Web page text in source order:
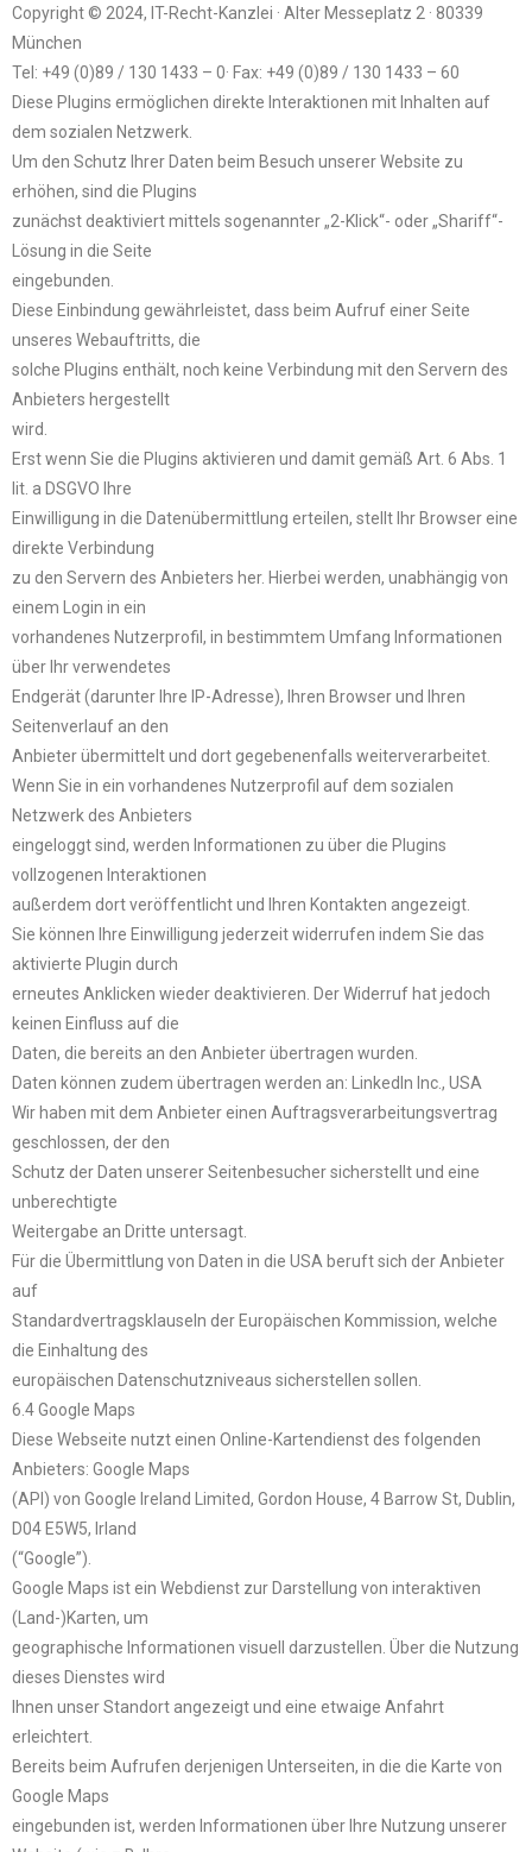
Copyright © 2024, IT-Recht-Kanzlei · Alter Messeplatz 2 · 80339
München
Tel: +49 (0)89 / 130 1433 – 0· Fax: +49 (0)89 / 130 1433 – 60
Diese Plugins ermöglichen direkte Interaktionen mit Inhalten auf
dem sozialen Netzwerk.
Um den Schutz Ihrer Daten beim Besuch unserer Website zu
erhöhen, sind die Plugins
zunächst deaktiviert mittels sogenannter „2-Klick“- oder „Shariff“-
Lösung in die Seite
eingebunden.
Diese Einbindung gewährleistet, dass beim Aufruf einer Seite
unseres Webauftritts, die
solche Plugins enthält, noch keine Verbindung mit den Servern des
Anbieters hergestellt
wird.
Erst wenn Sie die Plugins aktivieren und damit gemäß Art. 6 Abs. 1
lit. a DSGVO Ihre
Einwilligung in die Datenübermittlung erteilen, stellt Ihr Browser eine
direkte Verbindung
zu den Servern des Anbieters her. Hierbei werden, unabhängig von
einem Login in ein
vorhandenes Nutzerprofil, in bestimmtem Umfang Informationen
über Ihr verwendetes
Endgerät (darunter Ihre IP-Adresse), Ihren Browser und Ihren
Seitenverlauf an den
Anbieter übermittelt und dort gegebenenfalls weiterverarbeitet.
Wenn Sie in ein vorhandenes Nutzerprofil auf dem sozialen
Netzwerk des Anbieters
eingeloggt sind, werden Informationen zu über die Plugins
vollzogenen Interaktionen
außerdem dort veröffentlicht und Ihren Kontakten angezeigt.
Sie können Ihre Einwilligung jederzeit widerrufen indem Sie das
aktivierte Plugin durch
erneutes Anklicken wieder deaktivieren. Der Widerruf hat jedoch
keinen Einfluss auf die
Daten, die bereits an den Anbieter übertragen wurden.
Daten können zudem übertragen werden an: LinkedIn Inc., USA
Wir haben mit dem Anbieter einen Auftragsverarbeitungsvertrag
geschlossen, der den
Schutz der Daten unserer Seitenbesucher sicherstellt und eine
unberechtigte
Weitergabe an Dritte untersagt.
Für die Übermittlung von Daten in die USA beruft sich der Anbieter
auf
Standardvertragsklauseln der Europäischen Kommission, welche
die Einhaltung des
europäischen Datenschutzniveaus sicherstellen sollen.
6.4 Google Maps
Diese Webseite nutzt einen Online-Kartendienst des folgenden
Anbieters: Google Maps
(API) von Google Ireland Limited, Gordon House, 4 Barrow St, Dublin,
D04 E5W5, Irland
(“Google”).
Google Maps ist ein Webdienst zur Darstellung von interaktiven
(Land-)Karten, um
geographische Informationen visuell darzustellen. Über die Nutzung
dieses Dienstes wird
Ihnen unser Standort angezeigt und eine etwaige Anfahrt
erleichtert.
Bereits beim Aufrufen derjenigen Unterseiten, in die die Karte von
Google Maps
eingebunden ist, werden Informationen über Ihre Nutzung unserer